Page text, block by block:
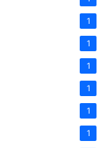
1
1
1
1
1
1